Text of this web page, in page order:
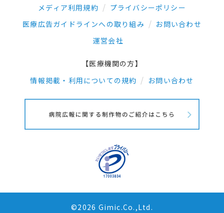
メディア利用規約
プライバシーポリシー
医療広告ガイドラインへの取り組み
お問い合わせ
運営会社
【医療機関の方】
情報掲載・利用についての規約
お問い合わせ
©2026 Gimic.Co.,Ltd.